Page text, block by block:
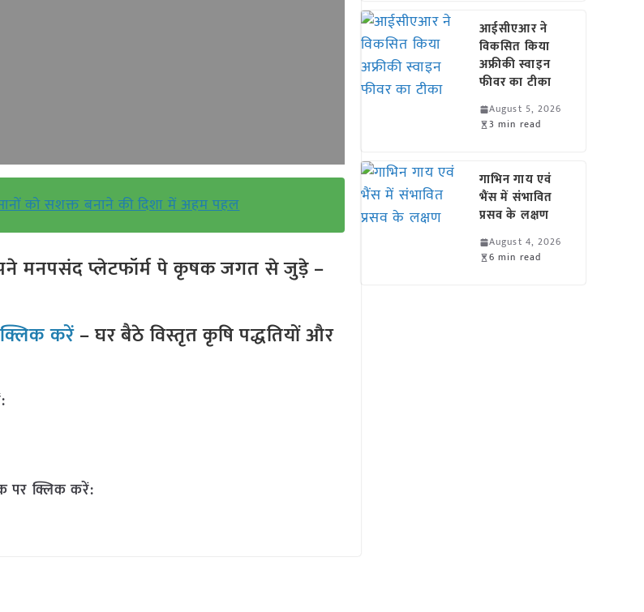
को सशक्त बनाने की दिशा में अहम पहल
मनपसंद प्लेटफॉर्म पे कृषक जगत से जुड़े –
क्लिक करें– घर बैठे विस्तृत कृषि पद्धतियों और
पर क्लिक करें:
आईसीएआर ने
विकसित किया
अफ्रीकी स्वाइन
फीवर का टीका
August 5, 2026
3 min read
गाभिन गाय एवं
भैंस में संभावित
प्रसव के लक्षण
August 4, 2026
6 min read